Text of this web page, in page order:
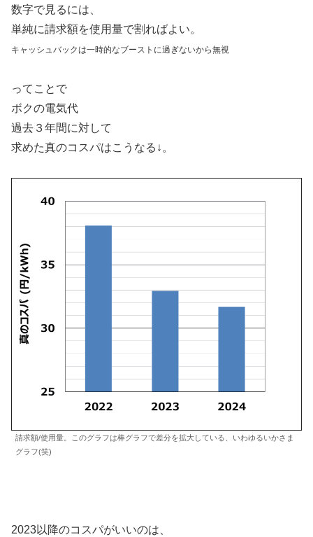
数字で見るには、
単純に請求額を使用量で割ればよい。
キャッシュバックは一時的なブーストに過ぎないから無視
ってことで
ボクの電気代
過去３年間に対して
求めた真のコスパはこうなる↓。
請求額/使用量。このグラフは棒グラフで差分を拡大している、いわゆるいかさま
グラフ(笑)
2023以降のコスパがいいのは、